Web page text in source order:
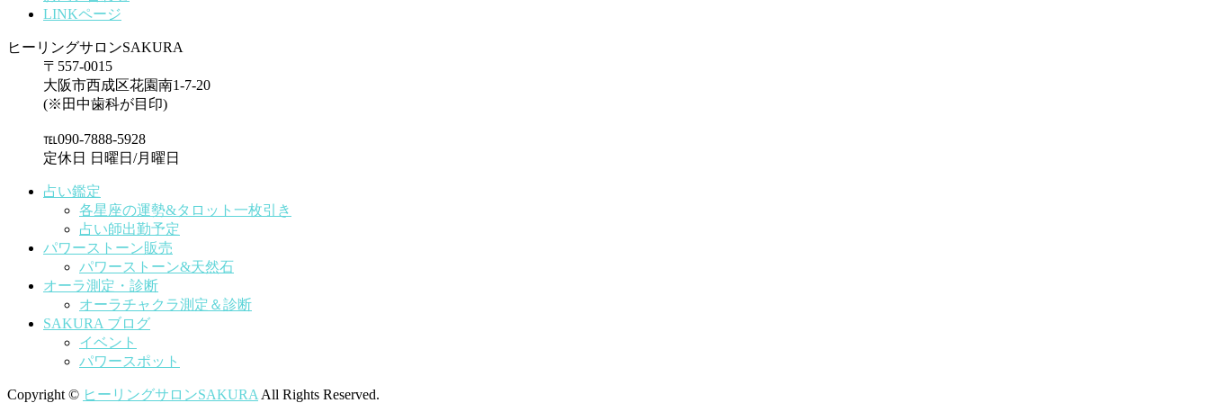
LINKページ
ヒーリングサロンSAKURA
〒557-0015
大阪市西成区花園南1-7-20
(※田中歯科が目印)
℡090-7888-5928
定休日 日曜日/月曜日
占い鑑定
各星座の運勢&タロット一枚引き
占い師出勤予定
パワーストーン販売
パワーストーン&天然石
オーラ測定・診断
オーラチャクラ測定＆診断
SAKURA ブログ
イベント
パワースポット
Copyright © ヒーリングサロンSAKURA All Rights Reserved.